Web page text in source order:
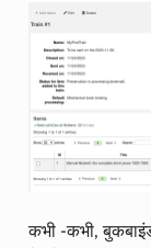
कभी -कभी,